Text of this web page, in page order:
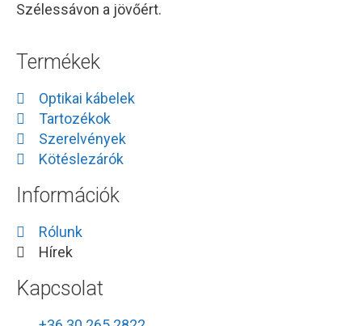
Szélessávon a jövőért.
Termékek
Optikai kábelek
Tartozékok
Szerelvények
Kötéslezárók
Információk
Rólunk
Hírek
Kapcsolat